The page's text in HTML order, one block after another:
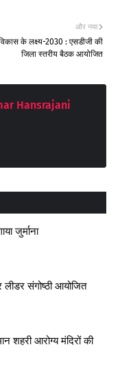
और नया
के लक्ष्य-2030 : एसडीजी की
जिला स्तरीय बैठक आयोजित
Hansrajani
जुर्माना
लीडर संगोष्ठी आयोजित
शहरी आरोग्य मंदिरों की